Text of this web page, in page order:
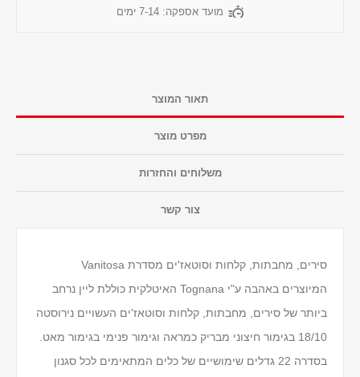
מועד אספקה: 7-14 ימים
תאור המוצר
מפרט מוצר
משלוחים והחזרות
צור קשר
סירים, מחבתות, קלחות וסוטאז'ים מסדרת Vanitosa
המיוצרים באהבה ע"י Tognana האיטלקית כוללת ליין נרחב
ביותר של סירים, מחבתות, קלחות וסוטאז'ים העשויים נירוסטה
18/10 בגימור חיצוני מבריק כמראה וגימור פנימי בגימור מאט.
בסדרה 22 גדלים שימושיים של כלים המתאימים לכל סגנון